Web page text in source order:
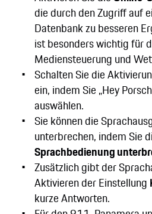
die durch den Zugriff auf
Datenbank zu besseren
ist besonders wichtig für
Mediensteuerung und
Schalten Sie die
ein, indem Sie „Hey
auswählen.
Sie können die
unterbrechen, indem Sie
Sprachbedienung
Zusätzlich gibt der
Aktivieren der Einstellung
kurze Antworten.